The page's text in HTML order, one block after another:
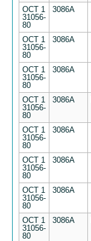
ОСТ 1
31056-
80
3086А
ОСТ 1
31056-
80
3086А
ОСТ 1
31056-
80
3086А
ОСТ 1
31056-
80
3086А
ОСТ 1
31056-
80
3086А
ОСТ 1
31056-
80
3086А
ОСТ 1
31056-
80
3086А
ОСТ 1
31056-
80
3086А